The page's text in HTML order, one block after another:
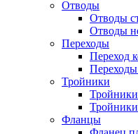
Отводы
Отводы
Отводы
Переходы
Переход
Тройники
Фланцы